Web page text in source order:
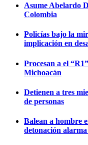
Asume Abelardo
Colombia
Policías bajo la
implicación en
Procesan a el
Michoacán
Detienen a tres
de personas
Balean a hombre
detonación alarma